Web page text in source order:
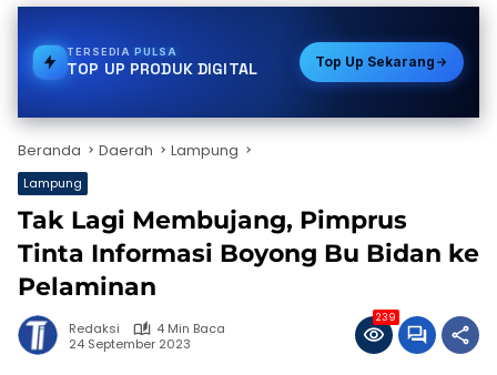
TERSEDIABPJS
TOP UP PRODUK DIGITAL Top Up Sekarang
Beranda Daerah Lampung
Lampung
Tak Lagi Membujang, Pimprus
Tinta Informasi Boyong Bu Bidan ke
Pelaminan
Redaksi
4 Min Baca
24 September 2023
239